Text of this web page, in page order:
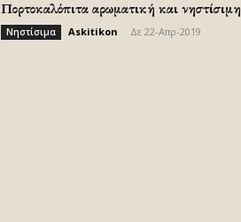
Πορτοκαλόπιτα αρωματική και νηστίσιμη
Νηστίσιμα Askitikon Δε 22-Απρ-2019